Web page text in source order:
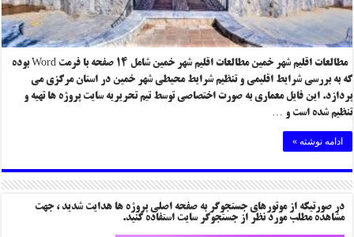
مطالعات اقلیم شهر خمین مطالعات اقلیم شهر خمین شامل ۱۴ صفحه با فرمت Word بوده
که به بررسی شرایط اقلیمی و تنظیم شرایط محیطی شهر خمین در استان مرکزی می
پردازد. این فایل معماری به صورت اختصاصی توسط تیم تحریریه سایت پروژه ها تهیه و
تنظیم شده است و …
ادامه نوشته »
در صورتیکه از موتورهای جستجوگر به صفحه اصلی پروژه ها هدایت شدید ، جهت
مشاهده مطلب مورد نظر از جستجوگر سایت استفاده کنید.